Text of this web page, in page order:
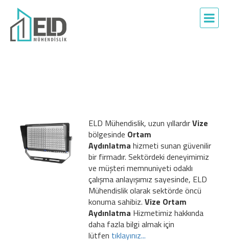
ELD Mühendislik, uzun yıllardırVize
bölgesinde Ortam
Aydınlatma hizmeti sunan güvenilir
bir firmadır. Sektördeki deneyimimiz
ve müşteri memnuniyeti odaklı
çalışma anlayışımız sayesinde, ELD
Mühendislik olarak sektörde öncü
konuma sahibiz. Vize Ortam
Aydınlatma Hizmetimiz hakkında
daha fazla bilgi almak için
lütfen tıklayınız...